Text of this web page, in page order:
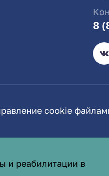
8
cookie
и реабилитации в